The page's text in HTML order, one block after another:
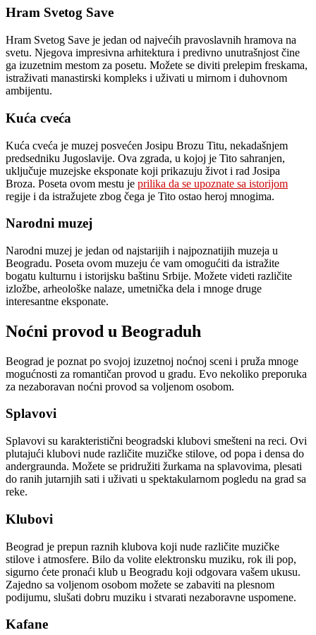
Hram Svetog Save
Hram Svetog Save je jedan od najvećih pravoslavnih hramova na
svetu. Njegova impresivna arhitektura i predivno unutrašnjost čine
ga izuzetnim mestom za posetu. Možete se diviti prelepim freskama,
istraživati ​​manastirski kompleks i uživati ​​u mirnom i duhovnom
ambijentu.
Kuća cveća
Kuća cveća je muzej posvećen Josipu Brozu Titu, nekadašnjem
predsedniku Jugoslavije. Ova zgrada, u kojoj je Tito sahranjen,
uključuje muzejske eksponate koji prikazuju život i rad Josipa
Broza. Poseta ovom mestu je prilika da se upoznate sa istorijom
regije i da istražujete zbog čega je Tito ostao heroj mnogima.
Narodni muzej
Narodni muzej je jedan od najstarijih i najpoznatijih muzeja u
Beogradu. Poseta ovom muzeju će vam omogućiti da istražite
bogatu kulturnu i istorijsku baštinu Srbije. Možete videti različite
izložbe, arheološke nalaze, umetnička dela i mnoge druge
interesantne eksponate.
Noćni provod u Beograduh
Beograd je poznat po svojoj izuzetnoj noćnoj sceni i pruža mnoge
mogućnosti za romantičan provod u gradu. Evo nekoliko preporuka
za nezaboravan noćni provod sa voljenom osobom.
Splavovi
Splavovi su karakteristični beogradski klubovi smešteni na reci. Ovi
plutajući klubovi nude različite muzičke stilove, od popa i densa do
andergraunda. Možete se pridružiti žurkama na splavovima, plesati
do ranih jutarnjih sati i uživati ​​u spektakularnom pogledu na grad sa
reke.
Klubovi
Beograd je prepun raznih klubova koji nude različite muzičke
stilove i atmosfere. Bilo da volite elektronsku muziku, rok ili pop,
sigurno ćete pronaći klub u Beogradu koji odgovara vašem ukusu.
Zajedno sa voljenom osobom možete se zabaviti na plesnom
podijumu, slušati dobru muziku i stvarati nezaboravne uspomene.
Kafane